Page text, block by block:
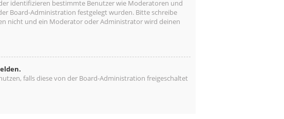
identifizieren bestimmte Benutzer wie Moderatoren und
Board-Administration festgelegt wurden. Bitte schreibe
nicht und ein Moderator oder Administrator wird deinen
falls diese von der Board-Administration freigeschaltet